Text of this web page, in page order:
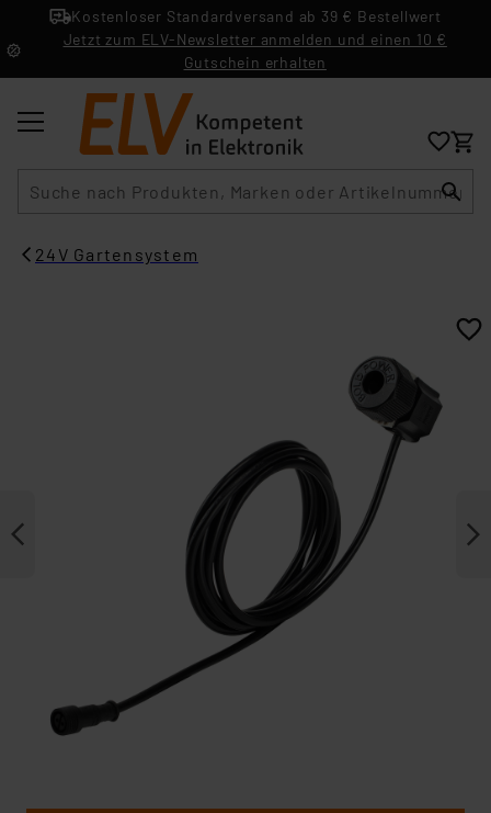
Kostenloser Standardversand ab 39 € Bestellwert
Jetzt zum ELV-Newsletter anmelden und einen 10 €
Gutschein erhalten
24V Gartensystem